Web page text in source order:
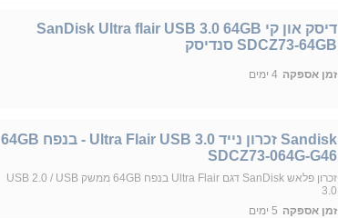
דיסק און קי SanDisk Ultra flair USB 3.0 64GB
SDCZ73-64GB סנדיסק
זמן אספקה 4 ימים
Sandisk זכרון נייד Ultra Flair USB 3.0 - בנפח 64GB
SDCZ73-064G-G46
זכרון פלאש SanDisk דגם Ultra Flair בנפח 64GB ממשק USB 2.0 / USB
3.0
זמן אספקה 5 ימים